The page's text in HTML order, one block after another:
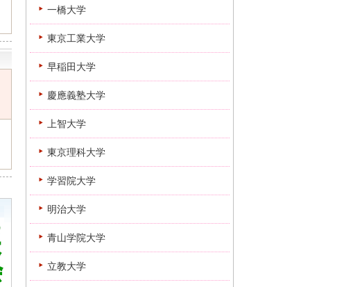
一橋大学
東京工業大学
早稲田大学
慶應義塾大学
上智大学
東京理科大学
学習院大学
明治大学
青山学院大学
立教大学